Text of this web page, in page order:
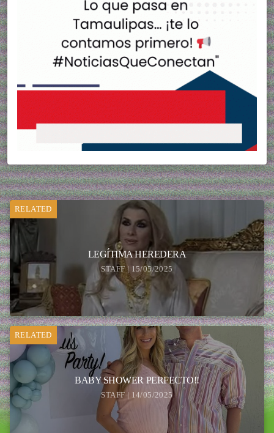
RELATED
LEGÍTIMA HEREDERA
STAFF | 15/05/2025
RELATED
BABY SHOWER PERFECTO!!
STAFF | 14/05/2025